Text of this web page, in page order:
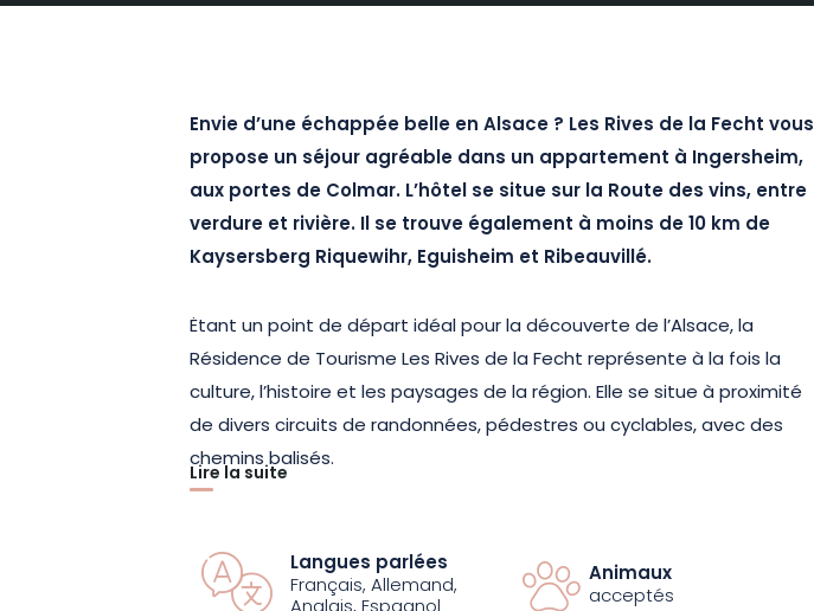
Envie d’une échappée belle en Alsace ? Les Rives de la Fecht vous
propose un séjour agréable dans un appartement à Ingersheim,
aux portes de Colmar. L’hôtel se situe sur la Route des vins, entre
verdure et rivière. Il se trouve également à moins de 10 km de
Kaysersberg Riquewihr, Eguisheim et Ribeauvillé.
Ėtant un point de départ idéal pour la découverte de l’Alsace, la
Résidence de Tourisme Les Rives de la Fecht représente à la fois la
culture, l’histoire et les paysages de la région. Elle se situe à proximité
de divers circuits de randonnées, pédestres ou cyclables, avec des
chemins balisés.
équipée de tout le nécessaire.
En optant pour cette offre bénéficiez
d’un séjour dans un appartement avec chambre double, ainsi que
Lire la suite
Langues parlées
Français, Allemand, Animaux
acceptés